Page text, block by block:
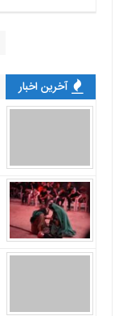
آخرین اخبار